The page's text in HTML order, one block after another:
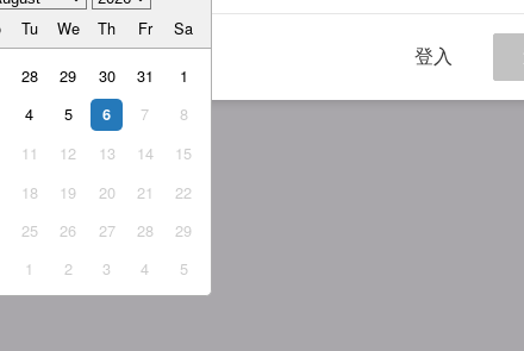
Tu We Th Fr Sa
28 29 30 31
1
4 5 6 7
8
11 12 13 14
15
18 19 20 21
22
25 26 27 28
29
1 2 3 4 5
登入